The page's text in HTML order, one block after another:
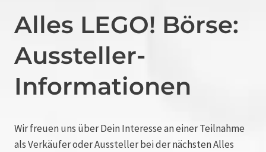
Alles LEGO! Börse:
Aussteller-
Informationen
Wir freuen uns über Dein Interesse an einer Teilnahme
als Verkäufer oder Aussteller bei der nächsten Alles